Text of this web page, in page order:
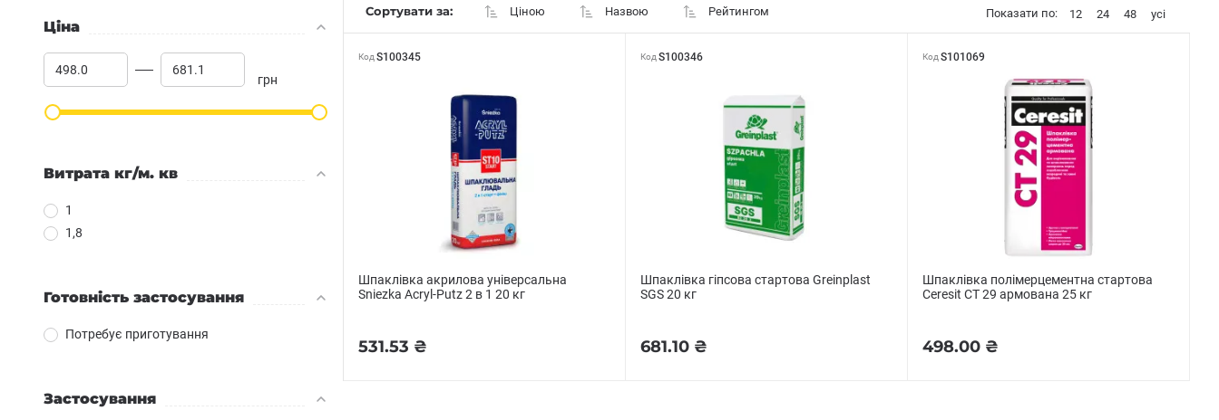
Ціна
грн
Витрата кг/м. кв
1
1,8
Готовність застосування
Потребує приготування
Застосування
Сортувати за: Ціною Назвою Рейтингом Показати по: 12 24 48 усі
Код S100345
Шпаклівка акрилова універсальна
Sniezka Acryl-Putz 2 в 1 20 кг
531.53 ₴
Код S100346
Шпаклівка гіпсова стартова Greinplast
SGS 20 кг
681.10 ₴
Код S101069
Шпаклівка полімерцементна стартова
Ceresit СТ 29 армована 25 кг
498.00 ₴